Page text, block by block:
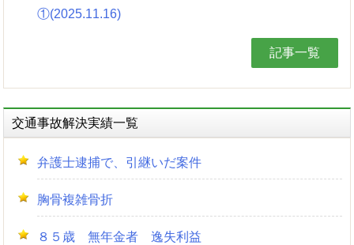
①(2025.11.16)
記事一覧
交通事故解決実績一覧
弁護士逮捕で、引継いだ案件
胸骨複雑骨折
８５歳 無年金者 逸失利益